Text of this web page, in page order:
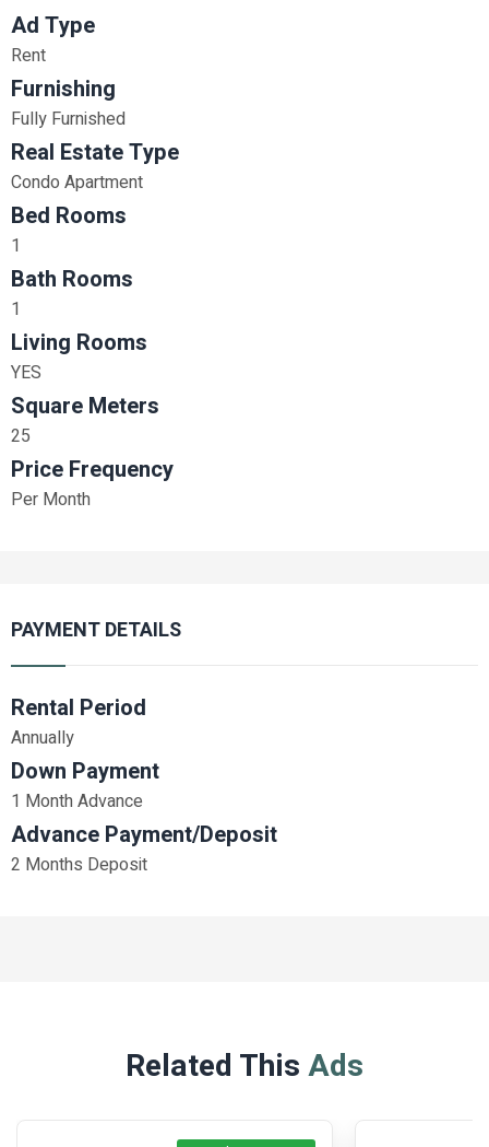
Ad Type
Rent
Furnishing
Fully Furnished
Real Estate Type
Condo Apartment
Bed Rooms
1
Bath Rooms
1
Living Rooms
YES
Square Meters
25
Price Frequency
Per Month
PAYMENT DETAILS
Rental Period
Annually
Down Payment
1 Month Advance
Advance Payment/Deposit
2 Months Deposit
Related ThisAds